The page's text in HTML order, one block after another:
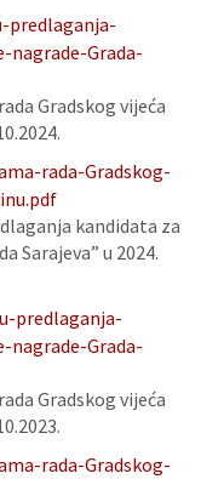
predlaganja-
nagrade-Grada-
Gradskog vijeća
rada-Gradskog-
kandidata za
Sarajeva” u 2024.
predlaganja-
nagrade-Grada-
Gradskog vijeća
rada-Gradskog-